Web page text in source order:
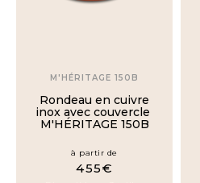
M'HÉRITAGE 150B
Rondeau en cuivre
inox avec couvercle
M'HÉRITAGE 150B
à partir de
455€